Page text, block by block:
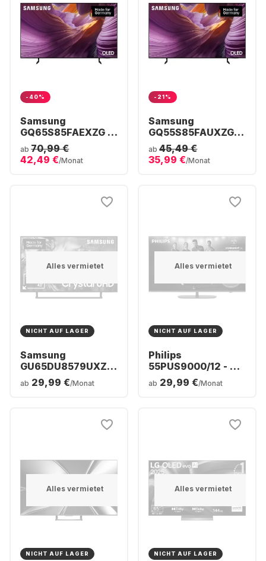
-40%
Samsung
GQ65S85FAEXZG -
TV 65" OLED 4K
ab 70,99 €
42,49 €/Monat
-21%
Samsung
GQ55S85FAUXZG -
TV 55" OLED 4K
ab 45,49 €
35,99 €/Monat
Alles vermietet
NICHT AUF LAGER
Samsung
GU65DU8579UXZG
- TV 65" Crystal
UHD 4K
ab 29,99 €/Monat
Alles vermietet
NICHT AUF LAGER
Philips
55PUS9000/12 - TV
55" QLED 4K
ab 29,99 €/Monat
Alles vermietet
NICHT AUF LAGER
Alles vermietet
NICHT AUF LAGER